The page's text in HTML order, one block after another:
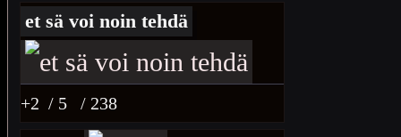
et sä voi noin tehdä
+2 / 5 / 238